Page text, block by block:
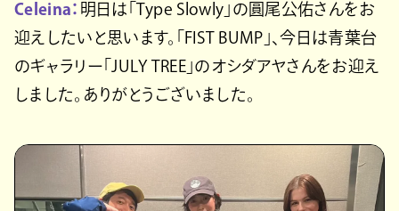
Celeina： 明日は「Type Slowly」の圓尾公佑さんをお
迎えしたいと思います。「FIST BUMP」、今日は青葉台
のギャラリー「JULY TREE」のオシダアヤさんをお迎え
しました。ありがとうございました。